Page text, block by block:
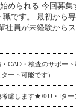
められる 今回募
です。 最初から
社員が未経験から
CAD・検査のサポー
ート可能です）
慮します★※U・Iター